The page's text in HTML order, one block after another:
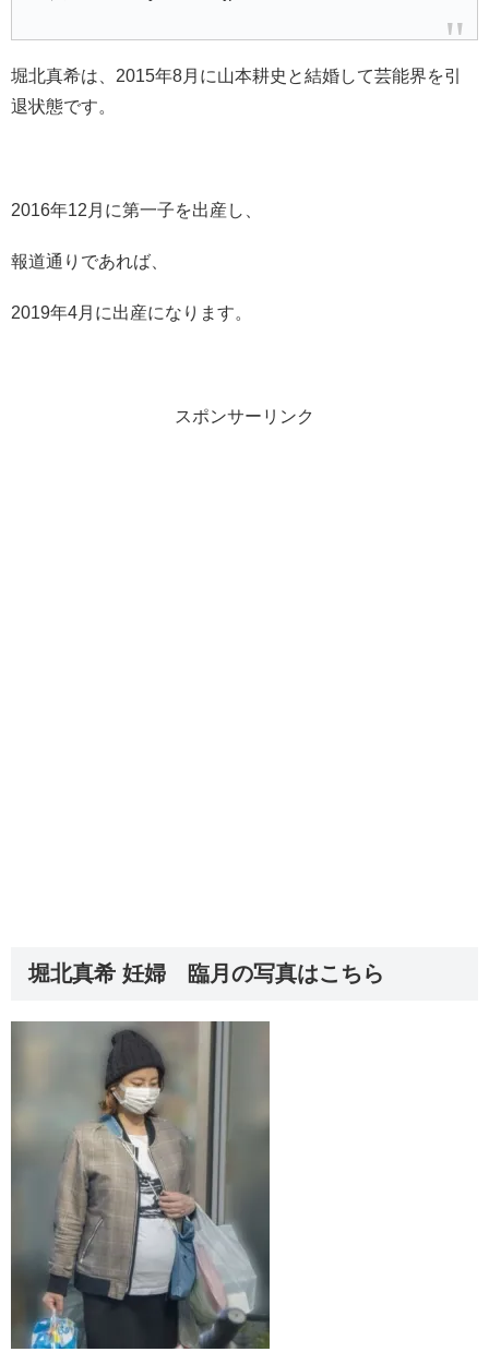
堀北真希は、2015年8月に山本耕史と結婚して芸能界を引
退状態です。
2016年12月に第一子を出産し、
報道通りであれば、
2019年4月に出産になります。
スポンサーリンク
堀北真希 妊婦 臨月の写真はこちら